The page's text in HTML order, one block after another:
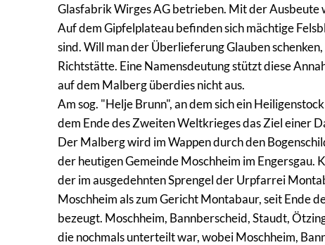
Glasfabrik Wirges AG betrieben. Mit der Ausbeute
Auf dem Gipfelplateau befinden sich mächtige
sind. Will man der Überlieferung Glauben
Richtstätte. Eine Namensdeutung stützt diese
auf dem Malberg überdies nicht aus.
Am sog. "Helje Brunn", an dem sich ein
dem Ende des Zweiten Weltkrieges das Ziel einer
Der Malberg wird im Wappen durch den
der heutigen Gemeinde Moschheim im
der im ausgedehnten Sprengel der Urpfarrei
Moschheim als zum Gericht Montabaur, seit Ende
bezeugt. Moschheim, Bannberscheid, Staudt,
die nochmals unterteilt war, wobei Moschheim,